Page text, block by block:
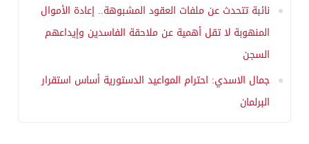
نائبة تتحدث عن ملفات العقود المشبوهة.. إعادة الأموال
المنهوبة لا تقل أهمية عن ملاحقة الفاسدين وإيداعهم
السجن
جمال الاسدي: احترام المواعيد الدستورية أساس استقرار
البرلمان